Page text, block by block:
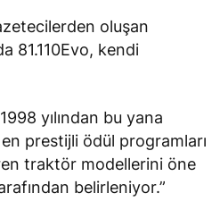
oluşan
81.110Evo, kendi
yılından bu yana
prestijli ödül programları
traktör modellerini öne
belirleniyor.”